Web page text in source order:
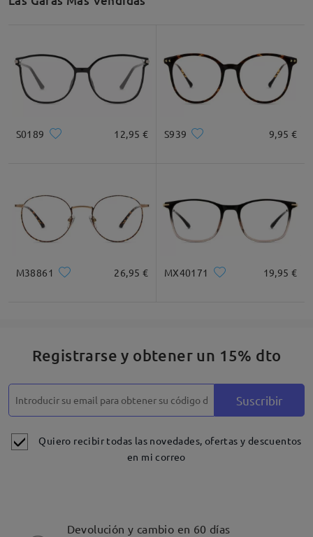
Leer todos los
comentarios
S0189 12,95 € S939 9,95 €
M38861 26,95 € MX40171 19,95 €
Registrarse y obtener un 15% dto
Suscribir
Quiero recibir todas las novedades, ofertas y descuentos
en mi correo
Devolución y cambio en 60 días